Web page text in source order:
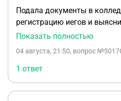
Подала документы в
регистрацию иегов и
должен после занятий
полностью начиная от
предоставить подушку
белья б**** у меня
день кормится при этом не
Показать полностью
04 августа, 21:50, вопрос
1 ответ